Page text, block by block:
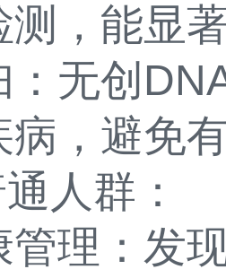
测，能显
创DNA
病，避免
群：
：发现